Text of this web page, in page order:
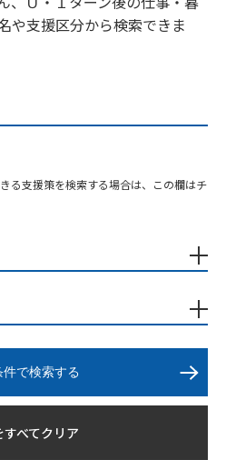
や支援区分から検索できま
る支援策を検索する場合は、この欄はチ
件で検索する
べてクリア